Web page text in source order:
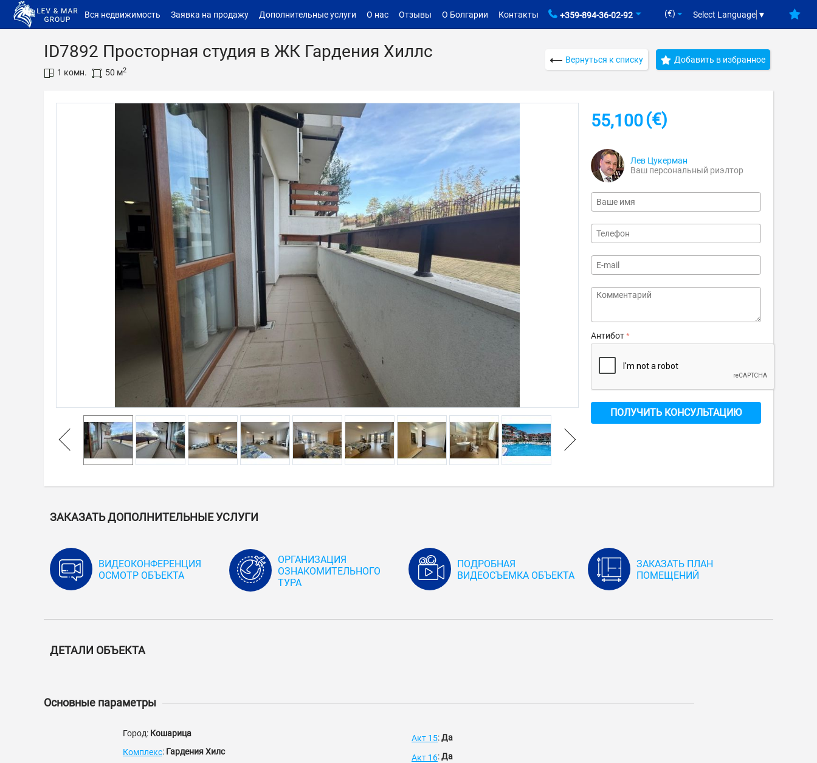
Вся недвижимость Заявка на продажу Дополнительные услуги О нас Отзывы О Болгарии Контакты +359-894-36-02-92 (€) Select Language ▼
ID7892 Просторная студия в ЖК Гардения Хиллс
1 комн. 50 м2
Вернуться к списку Добавить в избранное
55,100(€)
Лев Цукерман
Ваш персональный риэлтор
Антибот
ПОЛУЧИТЬ КОНСУЛЬТАЦИЮ
ЗАКАЗАТЬ ДОПОЛНИТЕЛЬНЫЕ УСЛУГИ
ВИДЕОКОНФЕРЕНЦИЯ
ОСМОТР ОБЪЕКТА
ОРГАНИЗАЦИЯ
ОЗНАКОМИТЕЛЬНОГО
ТУРА
ПОДРОБНАЯ
ВИДЕОСЪЕМКА ОБЪЕКТА
ЗАКАЗАТЬ ПЛАН
ПОМЕЩЕНИЙ
ДЕТАЛИ ОБЪЕКТА
Основные параметры
Город: Кошарица
Комплекс: Гардения Хилс
Акт 15:Да
Акт 16:Да